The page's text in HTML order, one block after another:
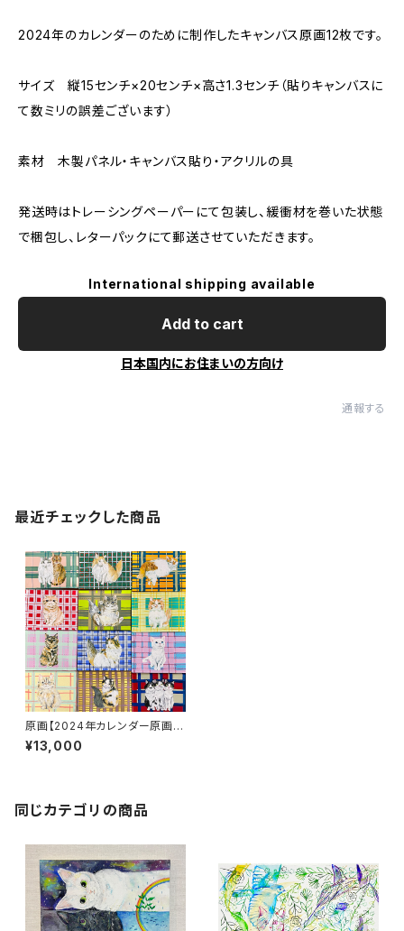
2024年のカレンダーのために制作したキャンバス原画12枚です。
サイズ 縦15センチ×20センチ×高さ1.3センチ（貼りキャンバスに
て数ミリの誤差ございます）
素材 木製パネル・キャンバス貼り・アクリルの具
発送時はトレーシングペーパーにて包装し、緩衝材を巻いた状態
で梱包し、レターパックにて郵送させていただきます。
International shipping available
Add to cart
日本国内にお住まいの方向け
通報する
最近チェックした商品
原画【2024年カレンダー原画キ
ャンバス】
¥13,000
同じカテゴリの商品